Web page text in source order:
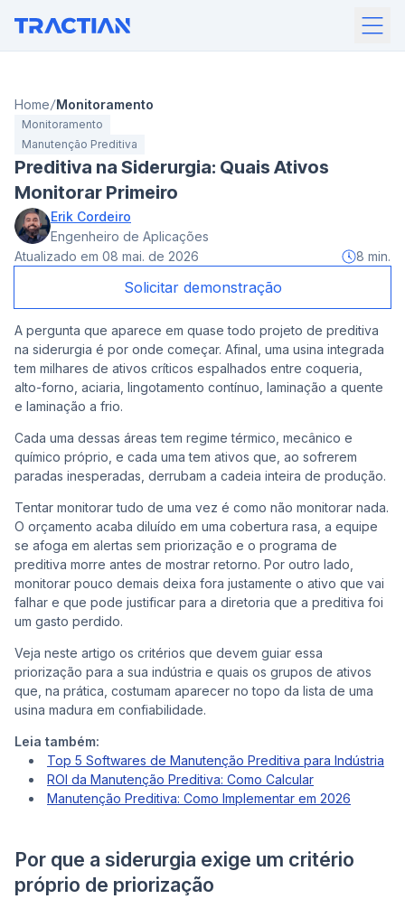
Home Monitoramento
Monitoramento
Manutenção Preditiva
Preditiva na Siderurgia: Quais Ativos
Monitorar Primeiro
Erik Cordeiro
Engenheiro de Aplicações
Atualizado em 08 mai. de 2026 8 min.
Solicitar demonstração
A pergunta que aparece em quase todo projeto de preditiva
na siderurgia é por onde começar. Afinal, uma usina integrada
tem milhares de ativos críticos espalhados entre coqueria,
alto-forno, aciaria, lingotamento contínuo, laminação a quente
e laminação a frio.
Cada uma dessas áreas tem regime térmico, mecânico e
químico próprio, e cada uma tem ativos que, ao sofrerem
paradas inesperadas, derrubam a cadeia inteira de produção.
Tentar monitorar tudo de uma vez é como não monitorar nada.
O orçamento acaba diluído em uma cobertura rasa, a equipe
se afoga em alertas sem priorização e o programa de
preditiva morre antes de mostrar retorno. Por outro lado,
monitorar pouco demais deixa fora justamente o ativo que vai
falhar e que pode justificar para a diretoria que a preditiva foi
um gasto perdido.
Veja neste artigo os critérios que devem guiar essa
priorização para a sua indústria e quais os grupos de ativos
que, na prática, costumam aparecer no topo da lista de uma
usina madura em confiabilidade.
Leia também:
Top 5 Softwares de Manutenção Preditiva para Indústria
ROI da Manutenção Preditiva: Como Calcular
Manutenção Preditiva: Como Implementar em 2026
Por que a siderurgia exige um critério
próprio de priorização